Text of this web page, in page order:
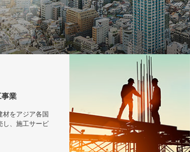
事業
材をアジア各国
し、施工サービ